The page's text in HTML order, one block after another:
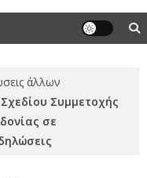
άλλων
Συμμετοχής
σε